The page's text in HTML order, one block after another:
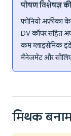
पोषण विशेषज्ञ
फोनियो
DV कॉपर सहित
कम ग्लाइसेमिक
मैनेजमेंट और
मिथक